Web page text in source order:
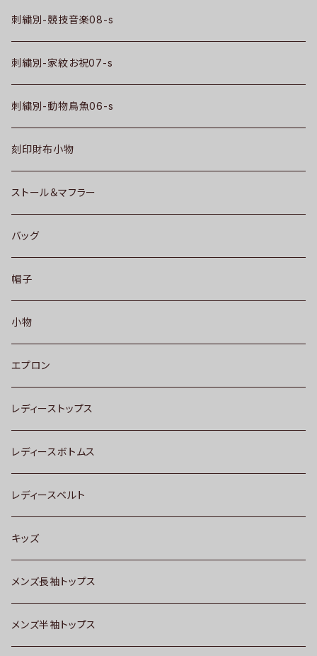
刺繍別-競技音楽08-s
刺繍別-家紋お祝07-s
刺繍別-動物鳥魚06-s
刻印財布小物
ストール＆マフラー
バッグ
帽子
小物
エプロン
レディーストップス
レディースボトムス
レディースベルト
キッズ
メンズ長袖トップス
メンズ半袖トップス